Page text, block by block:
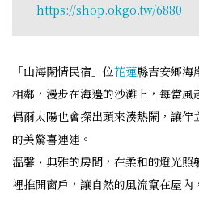
https://shop.okgo.tw/6880
「山海閑情民宿」位花蓮縣吉安鄉海
相鄰，漫步在海邊的沙灘上，每當風
偶爾太陽也會探出頭來湊熱鬧，讓
的美驚喜連連。
溫馨、典雅的房間，在柔和的燈光
裡推開窗戶，讓自然的風流竄在屋